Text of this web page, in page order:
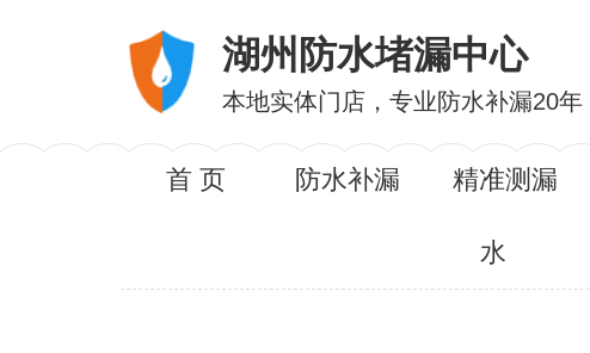
湖州防水堵漏中心
本地实体门店，专业防水补漏20年
首 页 防水补漏 精准测漏
水